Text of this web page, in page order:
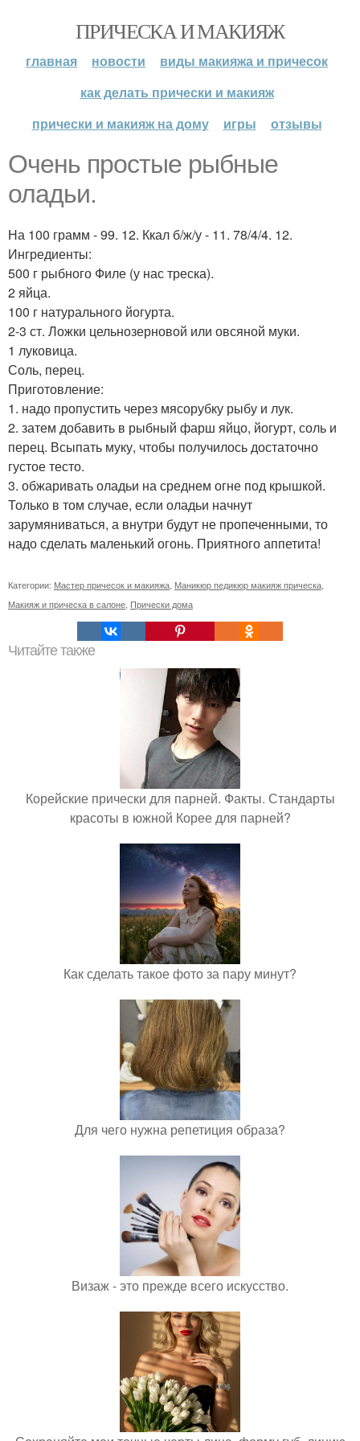
ПРИЧЕСКА И МАКИЯЖ
главная новости
виды макияжа и причесок
как делать прически и макияж
прически и макияж на дому
игры отзывы
Очень простые рыбные
оладьи.
На 100 грамм - 99. 12. Ккал б/ж/у - 11. 78/4/4. 12.
Ингредиенты:
500 г рыбного Филе (у нас треска).
2 яйца.
100 г натурального йогурта.
2-3 ст. Ложки цельнозерновой или овсяной муки.
1 луковица.
Соль, перец.
Приготовление:
1. надо пропустить через мясорубку рыбу и лук.
2. затем добавить в рыбный фарш яйцо, йогурт, соль и
перец. Всыпать муку, чтобы получилось достаточно
густое тесто.
3. обжаривать оладьи на среднем огне под крышкой.
Только в том случае, если оладьи начнут
зарумяниваться, а внутри будут не пропеченными, то
надо сделать маленький огонь. Приятного аппетита!
Категории: Мастер причесок и макияжа Маникюр педикюр макияж прическа
Макияж и прическа в салоне Прически дома
Читайте также
Корейские прически для парней. Факты. Стандарты
красоты в южной Корее для парней?
Как сделать такое фото за пару минут?
Для чего нужна репетиция образа?
Визаж - это прежде всего искусство.